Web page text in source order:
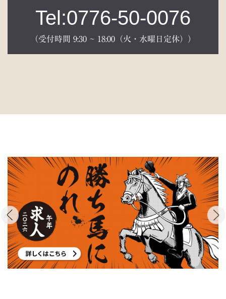
Tel:0776-50-0076
（受付時間 9:30 ~ 18:00（火・水曜日定休））